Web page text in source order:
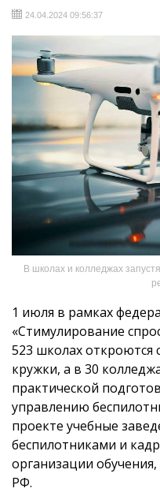
24.04.2024 09:56:37
В школах и колледжах
1 июля в рамках
«Стимулирование
523 школах откроются
кружки, а в 30
практической
управлению
проекте учебные
беспилотниками и
организации
РФ.